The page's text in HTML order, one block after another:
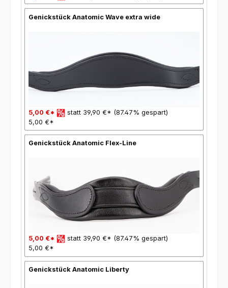
Genickstück Anatomic Wave extra wide
5,00 €*
statt 39,90 €* (87.47% gespart)
5,00 €*
Genickstück Anatomic Flex-Line
5,00 €*
statt 39,90 €* (87.47% gespart)
5,00 €*
Genickstück Anatomic Liberty